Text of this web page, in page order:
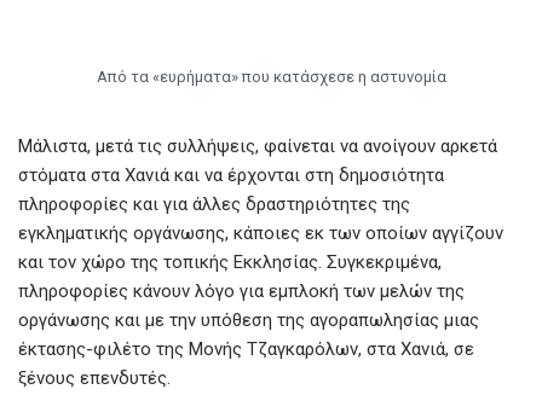
Από τα «ευρήματα» που κατάσχεσε η αστυνομία
Μάλιστα, μετά τις συλλήψεις, φαίνεται να ανοίγουν αρκετά
στόματα στα Χανιά και να έρχονται στη δημοσιότητα
πληροφορίες και για άλλες δραστηριότητες της
εγκληματικής οργάνωσης, κάποιες εκ των οποίων αγγίζουν
και τον χώρο της τοπικής Εκκλησίας. Συγκεκριμένα,
πληροφορίες κάνουν λόγο για εμπλοκή των μελών της
οργάνωσης και με την υπόθεση της αγοραπωλησίας μιας
έκτασης-φιλέτο της Μονής Τζαγκαρόλων, στα Χανιά, σε
ξένους επενδυτές.